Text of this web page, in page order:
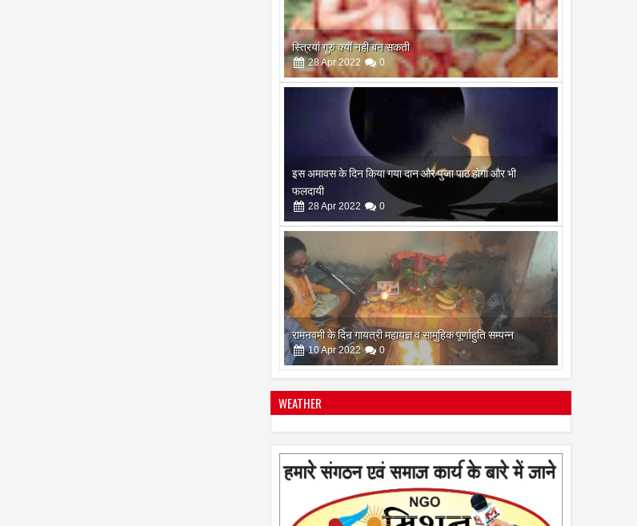
इस अमावस के दिन किया गया दान और पुजा पाठ होगा और भी
फलदायी
28 Apr 2022 0
रामनवमी के दिन गायत्री महायज्ञ व सामुहिक पूर्णाहुति सम्पन्न
10Apr 2022 0
सिद्ध कुंजिका स्तोत्र का पाठ ऐसे करें
12Apr 2024 0
स्त्रियां गुरु क्यों नही बन सकती
2022 0
WEATHER